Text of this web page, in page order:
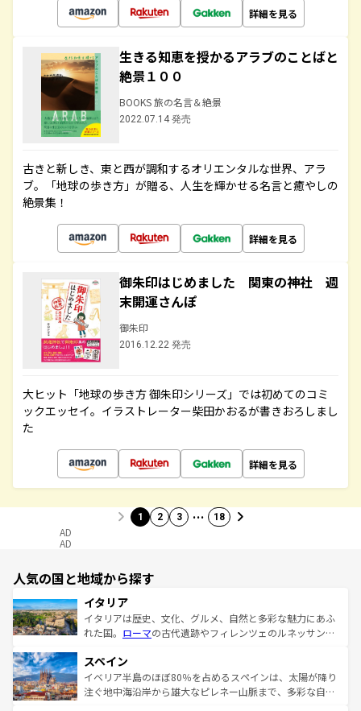
詳細を見る
生きる知恵を授かるアラブのことばと
絶景１００
BOOKS 旅の名言＆絶景
2022.07.14 発売
古きと新しき、東と西が調和するオリエンタルな世界、アラ
ブ。「地球の歩き方」が贈る、人生を輝かせる名言と癒やしの
絶景集！
詳細を見る
御朱印はじめました 関東の神社 週
末開運さんぽ
御朱印
2016.12.22 発売
大ヒット「地球の歩き方 御朱印シリーズ」では初めてのコミ
ックエッセイ。イラストレーター柴田かおるが書きおろしまし
た
詳細を見る
1 2 3 … 18
AD
AD
人気の国と地域から探す
イタリア
イタリアは歴史、文化、グルメ、自然と多彩な魅力にあふ
れた国。 ローマの古代遺跡やフィレンツェのルネッサンス
ろん、トスカーナの美しい田園風景やアマルフィ海岸の絶
景など、自然景観も見逃せない。観光の合間には、本場の
ピザやパスタなど、絶品のイタリア料理を堪能することも
スペイン
イベリア半島のほぼ80％を占めるスペインは、太陽が降り
注ぐ地中海沿岸から雄大なピレネー山脈まで、多彩な自然